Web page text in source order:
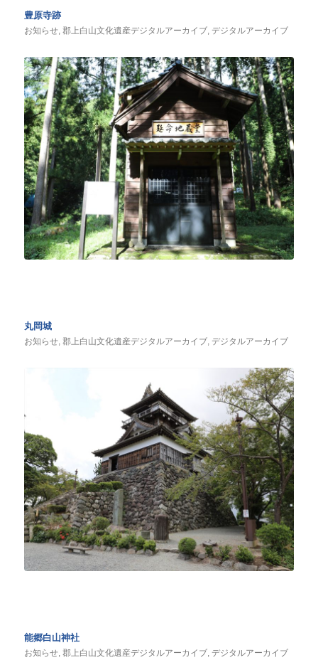
豊原寺跡
お知らせ, 郡上白山文化遺産デジタルアーカイブ, デジタルアーカイブ
丸岡城
お知らせ, 郡上白山文化遺産デジタルアーカイブ, デジタルアーカイブ
能郷白山神社
お知らせ, 郡上白山文化遺産デジタルアーカイブ, デジタルアーカイブ